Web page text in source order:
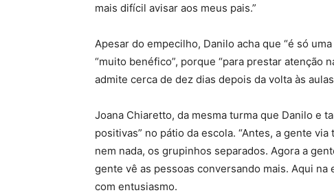
mais difícil avisar aos meus pais.”
Apesar do empecilho, Danilo acha que “é só
“muito benéfico”, porque “para prestar atenção
admite cerca de dez dias depois da volta às
Joana Chiaretto, da mesma turma que Danilo e
positivas” no pátio da escola. “Antes, a gente
nem nada, os grupinhos separados. Agora a
gente vê as pessoas conversando mais. Aqui
com entusiasmo.